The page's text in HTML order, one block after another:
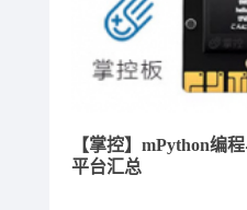
【掌控】mPython编
平台汇总